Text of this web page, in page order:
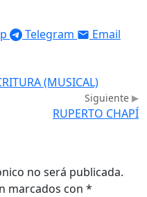
Telegram Email
(MUSICAL)
Siguiente
RUPERTO CHAPÍ
no será publicada.
marcados con *